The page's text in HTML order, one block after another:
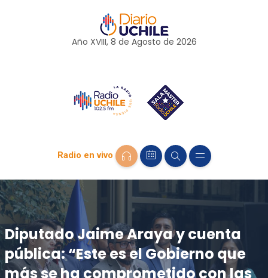
Año XVIII, 8 de Agosto de 2026
Radio en vivo
Diputado Jaime Araya y cuenta
pública: “Este es el Gobierno que
más se ha comprometido con las